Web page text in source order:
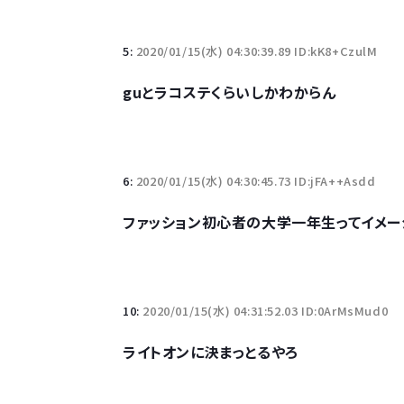
5: 2020/01/15(水) 04:30:39.89 ID:kK8+CzulM
guとラコステくらいしかわからん
6: 2020/01/15(水) 04:30:45.73 ID:jFA++Asdd
ファッション初心者の大学一年生ってイメ
10: 2020/01/15(水) 04:31:52.03 ID:0ArMsMud0
ライトオンに決まっとるやろ